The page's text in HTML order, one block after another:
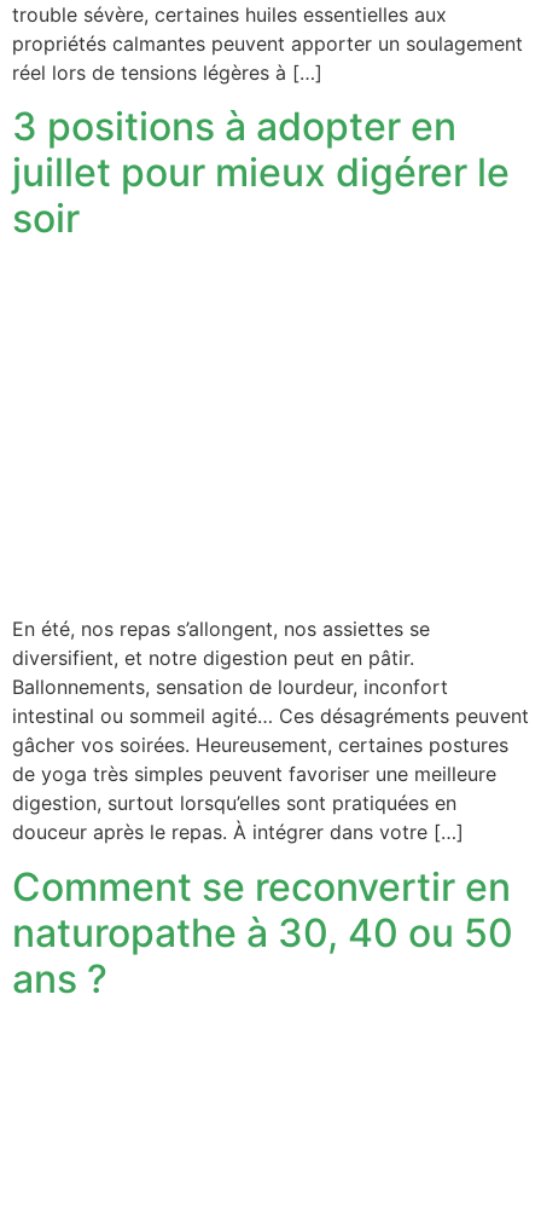
trouble sévère, certaines huiles essentielles aux
propriétés calmantes peuvent apporter un soulagement
réel lors de tensions légères à […]
3 positions à adopter en
juillet pour mieux digérer le
soir
En été, nos repas s’allongent, nos assiettes se
diversifient, et notre digestion peut en pâtir.
Ballonnements, sensation de lourdeur, inconfort
intestinal ou sommeil agité… Ces désagréments peuvent
gâcher vos soirées. Heureusement, certaines postures
de yoga très simples peuvent favoriser une meilleure
digestion, surtout lorsqu’elles sont pratiquées en
douceur après le repas. À intégrer dans votre […]
Comment se reconvertir en
naturopathe à 30, 40 ou 50
ans ?